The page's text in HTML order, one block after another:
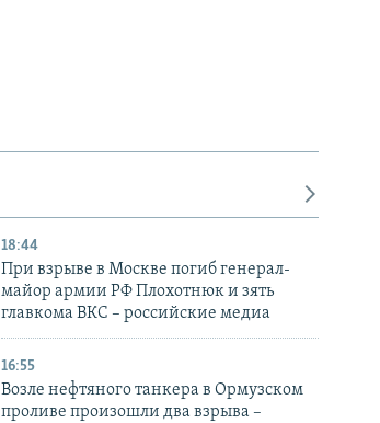
18:44
При взрыве в Москве погиб генерал-
майор армии РФ Плохотнюк и зять
главкома ВКС – российские медиа
16:55
Возле нефтяного танкера в Ормузском
проливе произошли два взрыва –